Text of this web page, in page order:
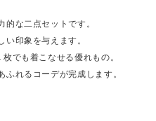
な二点セットです。
印象を与えます。
でも着こなせる優れもの。
れるコーデが完成します。